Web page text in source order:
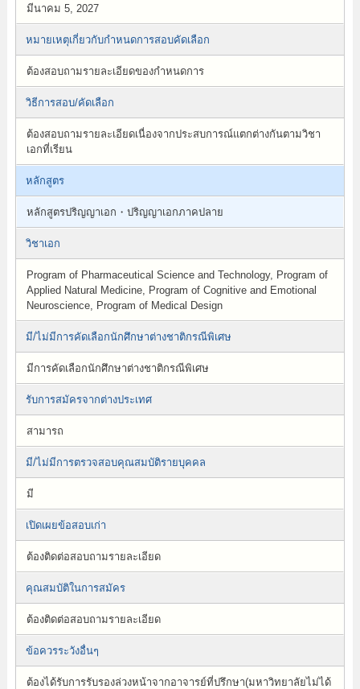
มีนาคม 5, 2027
หมายเหตุเกี่ยวกับกำหนดการสอบคัดเลือก
ต้องสอบถามรายละเอียดของกำหนดการ
วิธีการสอบ/คัดเลือก
ต้องสอบถามรายละเอียดเนื่องจากประสบการณ์แตกต่างกันตามวิชา
เอกที่เรียน
หลักสูตร
หลักสูตรปริญญาเอก・ปริญญาเอกภาคปลาย
วิชาเอก
Program of Pharmaceutical Science and Technology, Program of
Applied Natural Medicine, Program of Cognitive and Emotional
Neuroscience, Program of Medical Design
มี/ไม่มีการคัดเลือกนักศึกษาต่างชาติกรณีพิเศษ
มีการคัดเลือกนักศึกษาต่างชาติกรณีพิเศษ
รับการสมัครจากต่างประเทศ
สามารถ
มี/ไม่มีการตรวจสอบคุณสมบัติรายบุคคล
มี
เปิดเผยข้อสอบเก่า
ต้องติดต่อสอบถามรายละเอียด
คุณสมบัติในการสมัคร
ต้องติดต่อสอบถามรายละเอียด
ข้อควรระวังอื่นๆ
ต้องได้รับการรับรองล่วงหน้าจากอาจารย์ที่ปรึกษา(มหาวิทยาลัยไม่ได้